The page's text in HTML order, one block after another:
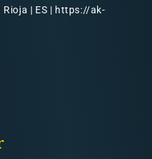
| ES | https://ak-